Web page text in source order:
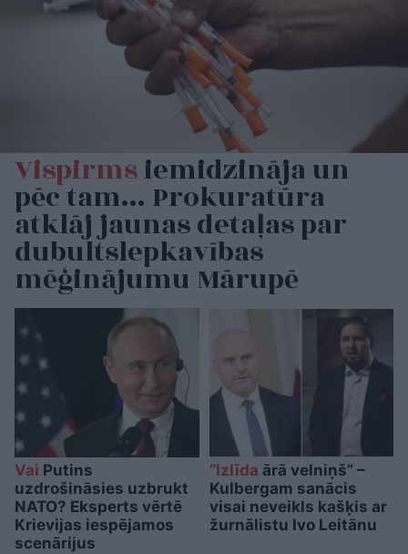
Vispirmsiemidzināja un
pēc tam… Prokuratūra
atklāj jaunas detaļas par
dubultslepkavības
mēģinājumu Mārupē
Vai Putins
uzdrošināsies uzbrukt
NATO? Eksperts vērtē
Krievijas iespējamos
scenārijus
“Izlīda ārā velniņš” –
Kulbergam sanācis
visai neveikls kašķis ar
žurnālistu Ivo Leitānu